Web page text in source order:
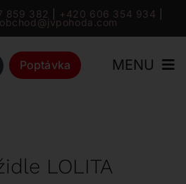
859 382 +420 606 354 934
obchod@jvpohoda.com
Poptávka MENU
LOLITA